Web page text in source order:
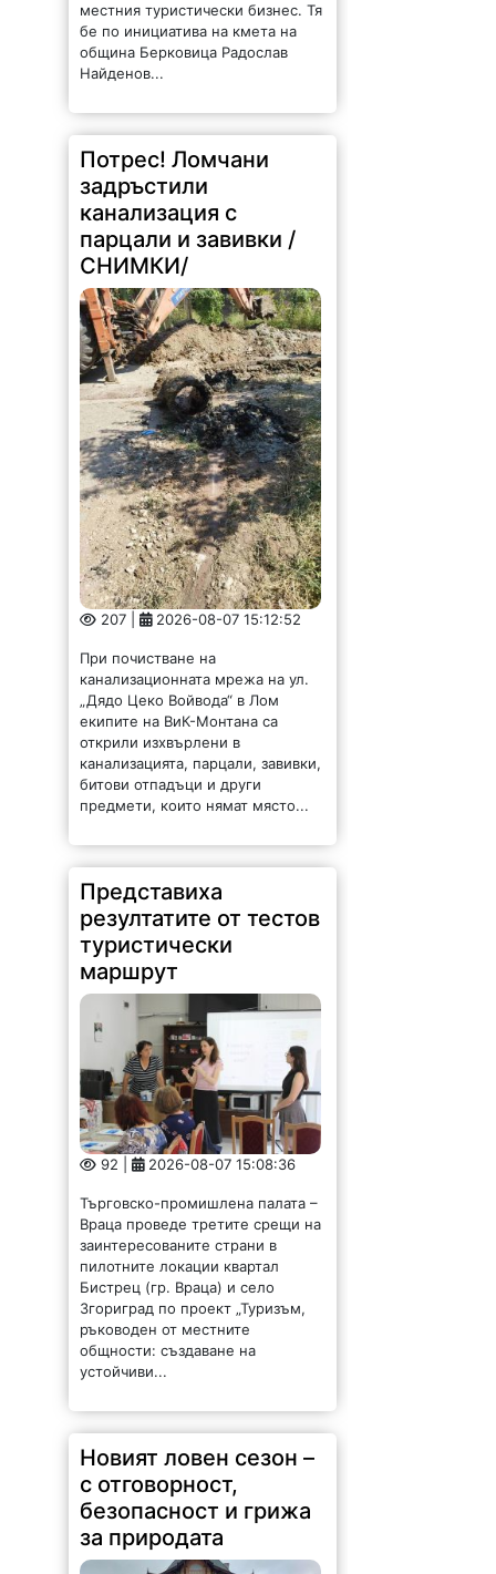
местния туристически бизнес. Тя
бе по инициатива на кмета на
община Берковица Радослав
Найденов...
Потрес! Ломчани
задръстили
канализация с
парцали и завивки /
СНИМКИ/
207 | 2026-08-07 15:12:52
При почистване на
канализационната мрежа на ул.
„Дядо Цеко Войвода“ в Лом
екипите на ВиК-Монтана са
открили изхвърлени в
канализацията, парцали, завивки,
битови отпадъци и други
предмети, които нямат място...
Представиха
резултатите от тестов
туристически
маршрут
92 | 2026-08-07 15:08:36
Търговско-промишлена палата –
Враца проведе третите срещи на
заинтересованите страни в
пилотните локации квартал
Бистрец (гр. Враца) и село
Згориград по проект „Туризъм,
ръководен от местните
общности: създаване на
устойчиви...
Новият ловен сезон –
с отговорност,
безопасност и грижа
за природата